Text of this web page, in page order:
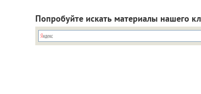
Попробуйте искать материалы нашего